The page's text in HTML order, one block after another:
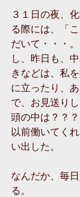
３１日の夜、
る際には、「
だいて・・・
し、昨日も、
きなどは、私
に立ったり、
で、お見送り
頭の中は？？？
以前働いてく
い出した。
なんだか、毎
る。